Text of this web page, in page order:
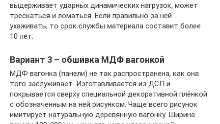
выдерживает ударных динамических нагрузок, может
трескаться и ломаться. Если правильно за ней
ухаживать, то срок службы материала составит более
10 лет.
Вариант 3 – обшивка МДФ вагонкой
МДФ вагонка (панели) не так распространена, как она
того заслуживает. Изготавливается из ДСП и
покрывается сверху специальной декоративной плёнкой
с обозначенным на ней рисунком. Чаще всего рисунок
имитирует натуральную деревянную вагонку. Ширина